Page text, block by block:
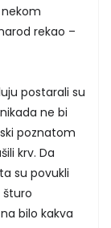
rekao –
postarali su
ne bi
poznatom
krv. Da
su povukli
šturo
bilo kakva